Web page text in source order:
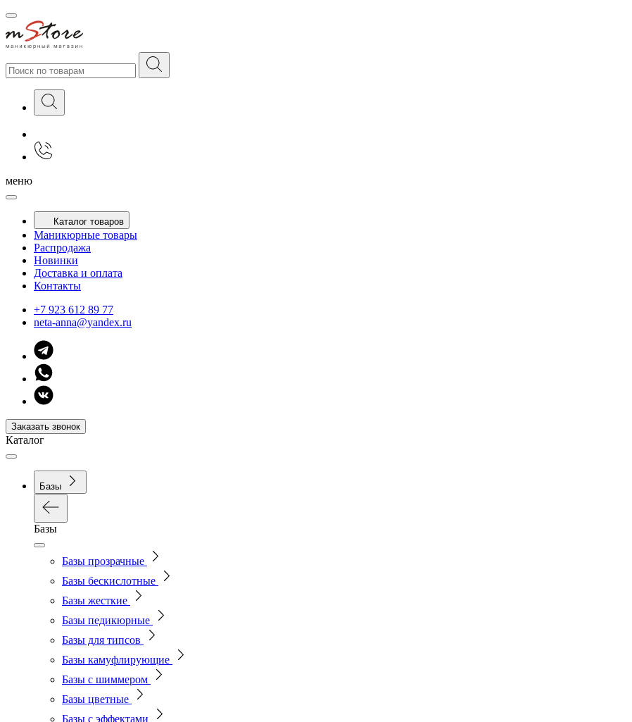
меню
Каталог товаров
Маникюрные товары
Распродажа
Новинки
Доставка и оплата
Контакты
+7 923 612 89 77
neta-anna@yandex.ru
Заказать звонок
Каталог
Базы
Базы
Базы прозрачные
Базы бескислотные
Базы жесткие
Базы педикюрные
Базы для типсов
Базы камуфлирующие
Базы с шиммером
Базы цветные
Базы с эффектами